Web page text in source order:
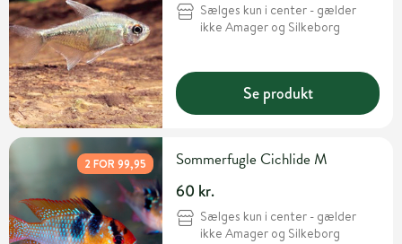
Sælges kun i center - gælder
ikke Amager og Silkeborg
Se produkt
2 FOR 99,95 Sommerfugle Cichlide M
60 kr.
Sælges kun i center - gælder
ikke Amager og Silkeborg